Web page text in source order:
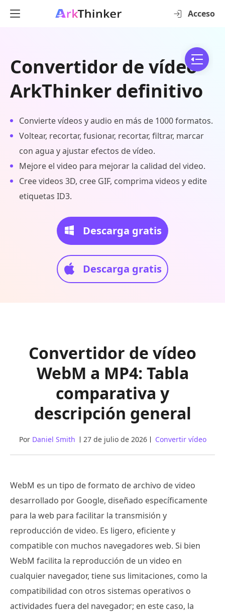
Acceso
Convertidor de vídeo
ArkThinker definitivo
Convierte vídeos y audio en más de 1000 formatos.
Voltear, recortar, fusionar, recortar, filtrar, marcar
con agua y ajustar efectos de vídeo.
Mejore el video para mejorar la calidad del video.
Cree videos 3D, cree GIF, comprima videos y edite
etiquetas ID3.
Descarga gratis
Descarga gratis
Convertidor de vídeo
WebM a MP4: Tabla
comparativa y
descripción general
Por Daniel Smith 27 de julio de 2026 Convertir vídeo
WebM es un tipo de formato de archivo de video
desarrollado por Google, diseñado específicamente
para la web para facilitar la transmisión y
reproducción de video. Es ligero, eficiente y
compatible con muchos navegadores web. Si bien
WebM facilita la reproducción de un video en
cualquier navegador, tiene sus limitaciones, como la
compatibilidad con otros sistemas operativos o
actividades fuera del navegador; en este caso, la